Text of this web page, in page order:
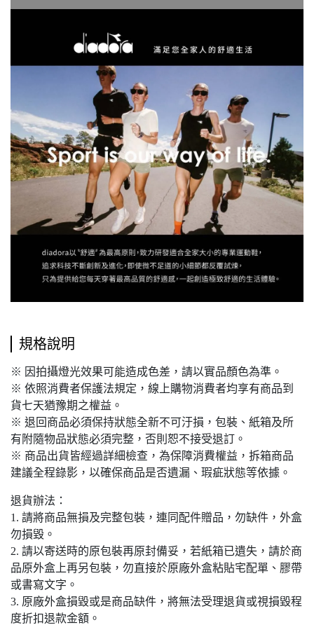
規格說明
※ 因拍攝燈光效果可能造成色差，請以實品顏色為準。
※ 依照消費者保護法規定，線上購物消費者均享有商品到
貨七天猶豫期之權益。
※ 退回商品必須保持狀態全新不可汙損，包裝、紙箱及所
有附隨物品狀態必須完整，否則恕不接受退訂。
※ 商品出貨皆經過詳細檢查，為保障消費權益，拆箱商品
建議全程錄影，以確保商品是否遺漏、瑕疵狀態等依據。
退貨辦法：
1. 請將商品無損及完整包裝，連同配件贈品，勿缺件，外盒
勿損毀。
2. 請以寄送時的原包裝再原封備妥，若紙箱已遺失，請於商
品原外盒上再另包裝，勿直接於原廠外盒粘貼宅配單、膠帶
或書寫文字。
3. 原廠外盒損毀或是商品缺件，將無法受理退貨或視損毀程
度折扣退款金額。